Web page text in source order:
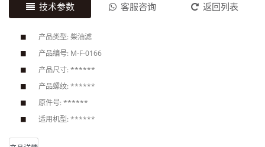
技术参数 客服咨询 返回列表
产品类型: 柴油滤
产品编号: M-F-0166
产品尺寸: ******
产品螺纹: ******
原件号: ******
适用机型: ******